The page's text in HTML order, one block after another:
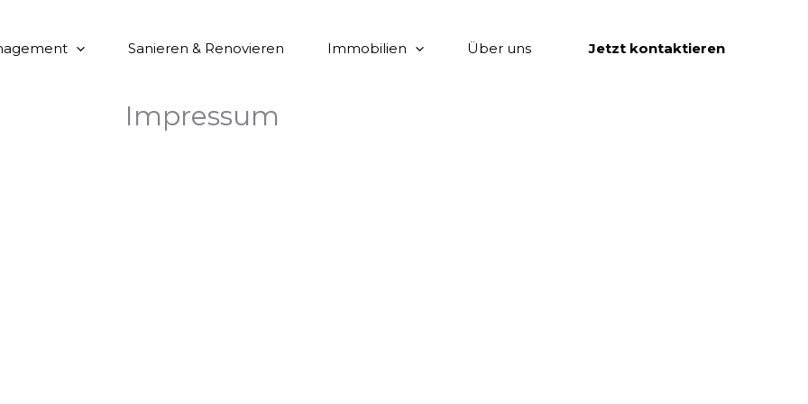
Sanieren & Renovieren Immobilien Über uns Jetzt kontaktieren
Impressum